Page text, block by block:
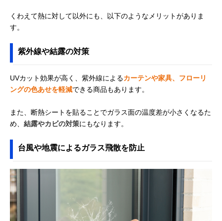
くわえて熱に対して以外にも、以下のようなメリットがありま
す。
紫外線や結露の対策
UVカット効果が高く、紫外線によるカーテンや家具、フローリ
ングの色あせを軽減できる商品もあります。
また、断熱シートを貼ることでガラス面の温度差が小さくなるた
め、 結露やカビの対策にもなります。
台風や地震によるガラス飛散を防止